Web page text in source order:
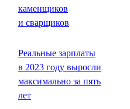
каменщиков
и сварщиков
Реальные зарплаты
в 2023 году выросли
максимально за пять
лет